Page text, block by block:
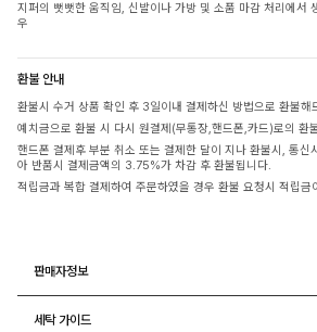
지퍼의 뻣뻣한 움직임, 신발이나 가방 및 소품 마감 처리에서
우
환불 안내
환불시 수거 상품 확인 후 3일이내 결제하신 방법으로 환불해
예치금으로 환불 시 다시 원결제(무통장,핸드폰,카드)로의 환
핸드폰 결제후 부분 취소 또는 결제한 달이 지나 환불시, 통신
아 반품시 결제금액의 3.75%가 차감 후 환불됩니다.
적립금과 복합 결제하여 주문하였을 경우 환불 요청시 적립금
판매자정보
세탁 가이드